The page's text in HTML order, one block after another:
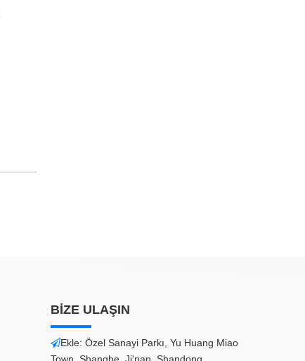
BİZE ULAŞIN
Ekle: Özel Sanayi Parkı, Yu Huang Miao